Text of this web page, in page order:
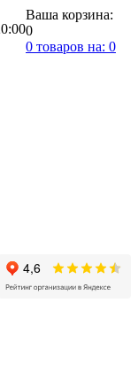
Ваша корзина:
0
0 товаров на: 0